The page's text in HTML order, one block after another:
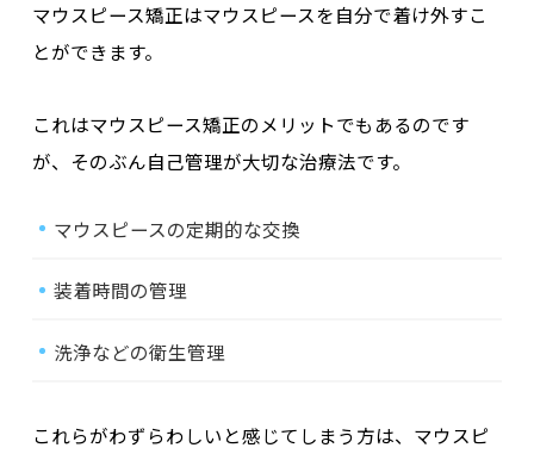
マウスピース矯正はマウスピースを自分で着け外すこ
とができます。
これはマウスピース矯正のメリットでもあるのです
が、そのぶん自己管理が大切な治療法です。
マウスピースの定期的な交換
装着時間の管理
洗浄などの衛生管理
これらがわずらわしいと感じてしまう方は、マウスピ